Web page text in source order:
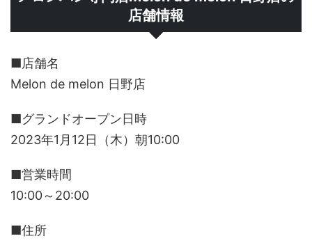
店舗情報
■店舗名
Melon de melon 日野店
■グランドオープン日時
2023年1月12日（木）朝10:00
■営業時間
10:00～20:00
■住所